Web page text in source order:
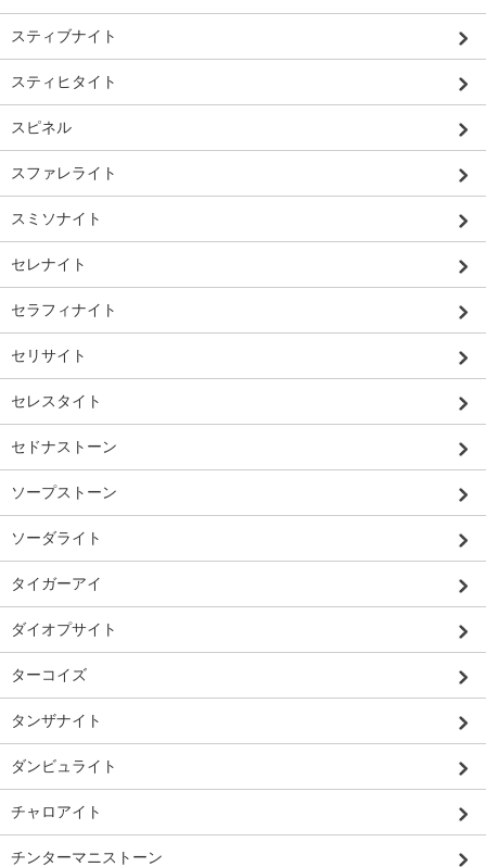
スティブナイト
スティヒタイト
スピネル
スファレライト
スミソナイト
セレナイト
セラフィナイト
セリサイト
セレスタイト
セドナストーン
ソープストーン
ソーダライト
タイガーアイ
ダイオプサイト
ターコイズ
タンザナイト
ダンビュライト
チャロアイト
チンターマニストーン